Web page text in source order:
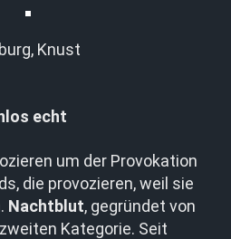
Knust
echt
um der Provokation
die provozieren, weil sie
Nachtblut, gegründet von
Kategorie. Seit